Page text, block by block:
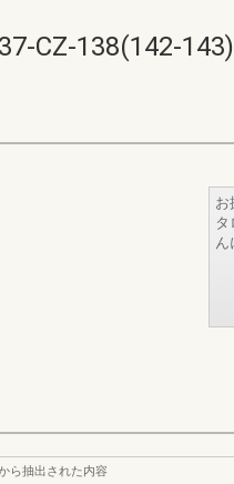
CZ-138(142-143)
お
ん
ら抽出された内容